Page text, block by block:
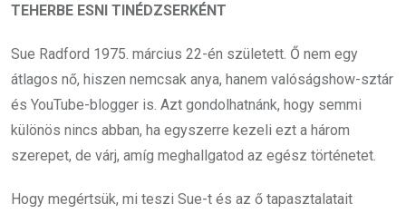
TEHERBE ESNI TINÉDZSERKÉNT
Sue Radford 1975. március 22-én született. Ő nem egy
átlagos nő, hiszen nemcsak anya, hanem valóságshow-sztár
és YouTube-blogger is. Azt gondolhatnánk, hogy semmi
különös nincs abban, ha egyszerre kezeli ezt a három
szerepet, de várj, amíg meghallgatod az egész történetet.
Hogy megértsük, mi teszi Sue-t és az ő tapasztalatait